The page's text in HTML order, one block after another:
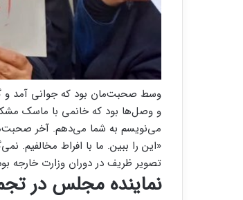
وسط صحبت‌مان بود که جوانی آمد و
و وصل‌ها بود که خانمی با ماسک
می‌نویسم به شما می‌دهم. آخر
«این را ببین. ما با افراط مخالفیم.
تصویر ظریف در دوران وزارت خارجه
نماینده مجلس در